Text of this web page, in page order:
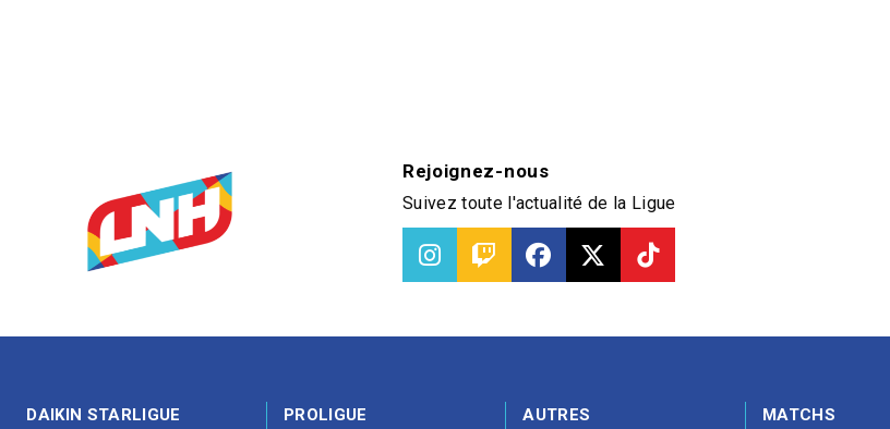
Rejoignez-nous
Suivez toute l'actualité de la Ligue
DAIKIN STARLIGUE PROLIGUE
AUTRES
MATCHS